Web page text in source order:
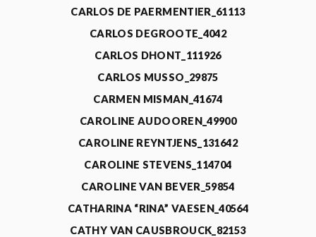
CARLOS DE PAERMENTIER_61113
CARLOS DEGROOTE_4042
CARLOS DHONT_111926
CARLOS MUSSO_29875
CARMEN MISMAN_41674
CAROLINE AUDOOREN_49900
CAROLINE REYNTJENS_131642
CAROLINE STEVENS_114704
CAROLINE VAN BEVER_59854
CATHARINA “RINA” VAESEN_40564
CATHY VAN CAUSBROUCK_82153